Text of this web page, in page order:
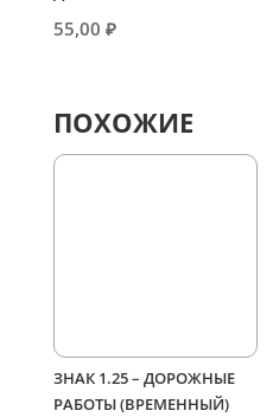
55,00 ₽
ПОХОЖИЕ
ЗНАК 1.25 – ДОРОЖНЫЕ
РАБОТЫ (ВРЕМЕННЫЙ)